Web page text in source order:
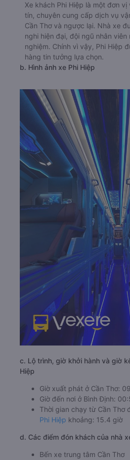
Xe khách Phi Hiệp là một đơn
tín, chuyên cung cấp dịch vụ
Cần Thơ và ngược lại. Nhà xe
nghi hiện đại, đội ngũ nhân
nghiệm. Chính vì vậy, Phi Hiệp
hàng tin tưởng lựa chọn.
b. Hình ảnh xe Phi Hiệp
c. Lộ trình, giờ khởi hành và giờ
Hiệp
Giờ xuất phát ở Cần Thơ:
Giờ đến nơi ở Bình Định:
Thời gian chạy từ Cần Thơ
Phi Hiệp khoảng: 15.4 giờ
d. Các điểm đón khách của nhà
Bến xe trung tâm Cần Thơ